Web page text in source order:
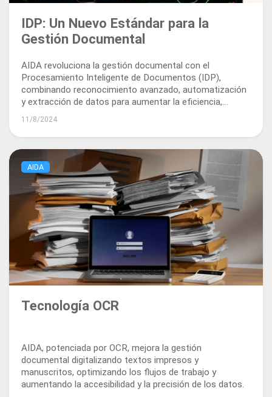
IDP: Un Nuevo Estándar para la
Gestión Documental
AIDA revoluciona la gestión documental con el
Procesamiento Inteligente de Documentos (IDP),
combinando reconocimiento avanzado, automatización
y extracción de datos para aumentar la eficiencia,
seguridad y cumplimiento.
11/8/2024
AIDA
Tecnología OCR
AIDA, potenciada por OCR, mejora la gestión
documental digitalizando textos impresos y
manuscritos, optimizando los flujos de trabajo y
aumentando la accesibilidad y la precisión de los datos.